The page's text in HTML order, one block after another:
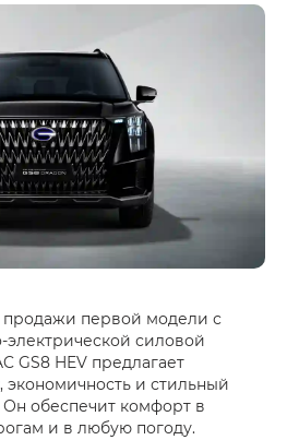
продажи первой модели с
силовой
GS8 HEV предлагает
экономичность и стильный
обеспечит комфорт в
и в любую погоду.